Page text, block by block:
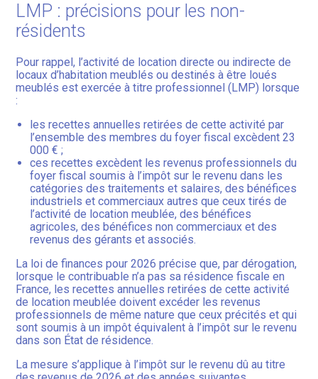
LMP : précisions pour les non-
résidents
Pour rappel, l’activité de location directe ou indirecte de
locaux d’habitation meublés ou destinés à être loués
meublés est exercée à titre professionnel (LMP) lorsque
:
les recettes annuelles retirées de cette activité par
l’ensemble des membres du foyer fiscal excèdent 23
000 € ;
ces recettes excèdent les revenus professionnels du
foyer fiscal soumis à l’impôt sur le revenu dans les
catégories des traitements et salaires, des bénéfices
industriels et commerciaux autres que ceux tirés de
l’activité de location meublée, des bénéfices
agricoles, des bénéfices non commerciaux et des
revenus des gérants et associés.
La loi de finances pour 2026 précise que, par dérogation,
lorsque le contribuable n’a pas sa résidence fiscale en
France, les recettes annuelles retirées de cette activité
de location meublée doivent excéder les revenus
professionnels de même nature que ceux précités et qui
sont soumis à un impôt équivalent à l’impôt sur le revenu
dans son État de résidence.
La mesure s’applique à l’impôt sur le revenu dû au titre